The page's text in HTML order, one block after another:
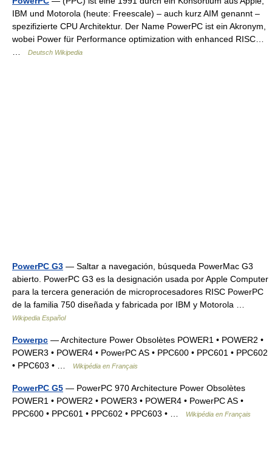
IBM und Motorola (heute: Freescale) – auch kurz AIM genannt –
spezifizierte CPU Architektur. Der Name PowerPC ist ein Akronym,
wobei Power für Performance optimization with enhanced RISC…
Deutsch Wikipedia
PowerPC G3 — Saltar a navegación, búsqueda PowerMac G3
abierto. PowerPC G3 es la designación usada por Apple Computer
para la tercera generación de microprocesadores RISC PowerPC
de la familia 750 diseñada y fabricada por IBM y Motorola …
Wikipedia Español
Powerpc — Architecture Power Obsolètes POWER1 • POWER2 •
POWER3 • POWER4 • PowerPC AS • PPC600 • PPC601 • PPC602
• PPC603 • …
Wikipédia en Français
PowerPC G5 — PowerPC 970 Architecture Power Obsolètes
POWER1 • POWER2 • POWER3 • POWER4 • PowerPC AS •
PPC600 • PPC601 • PPC602 • PPC603 • …
Wikipédia en Français